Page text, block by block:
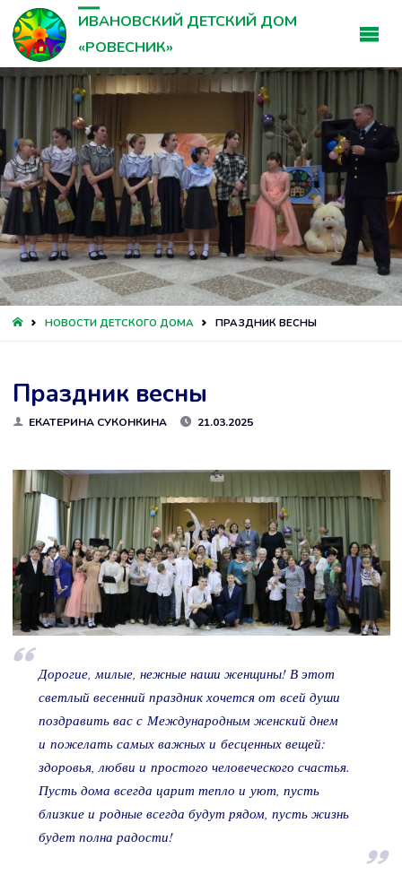
ИВАНОВСКИЙ ДЕТСКИЙ ДОМ
«РОВЕСНИК»
ГЛАВНАЯ
НОВОСТИ ДЕТСКОГО ДОМА ПРАЗДНИК ВЕСНЫ
Праздник весны
ЕКАТЕРИНА СУКОНКИНА 21.03.2025
Дорогие, милые, нежные наши женщины! В этот
светлый весенний праздник хочется от всей души
поздравить вас с Международным женский днем
и пожелать самых важных и бесценных вещей:
здоровья, любви и простого человеческого счастья.
Пусть дома всегда царит тепло и уют, пусть
близкие и родные всегда будут рядом, пусть жизнь
будет полна радости!